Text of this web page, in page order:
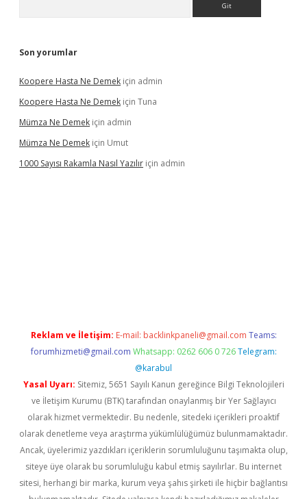
Son yorumlar
Koopere Hasta Ne Demek için admin
Koopere Hasta Ne Demek için Tuna
Mümza Ne Demek için admin
Mümza Ne Demek için Umut
1000 Sayısı Rakamla Nasıl Yazılır için admin
Reklam ve İletişim: E-mail: backlinkpaneli@gmail.com Teams:
forumhizmeti@gmail.com Whatsapp: 0262 606 0 726 Telegram:
@karabul
Yasal Uyarı: Sitemiz, 5651 Sayılı Kanun gereğince Bilgi Teknolojileri
ve İletişim Kurumu (BTK) tarafından onaylanmış bir Yer Sağlayıcı
olarak hizmet vermektedir. Bu nedenle, sitedeki içerikleri proaktif
olarak denetleme veya araştırma yükümlülüğümüz bulunmamaktadır.
Ancak, üyelerimiz yazdıkları içeriklerin sorumluluğunu taşımakta olup,
siteye üye olarak bu sorumluluğu kabul etmiş sayılırlar. Bu internet
sitesi, herhangi bir marka, kurum veya şahıs şirketi ile hiçbir bağlantısı